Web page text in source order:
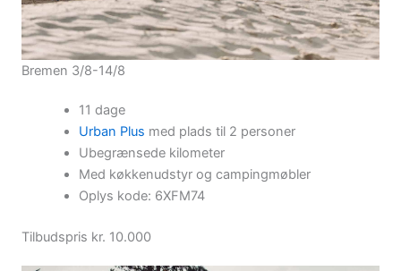
Bremen 3/8-14/8
11 dage
Urban Plus med plads til 2 personer
Ubegrænsede kilometer
Med køkkenudstyr og campingmøbler
Oplys kode: 6XFM74
Tilbudspris kr. 10.000